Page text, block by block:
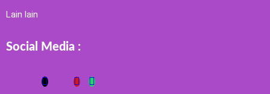
Lain lain
Social Media :